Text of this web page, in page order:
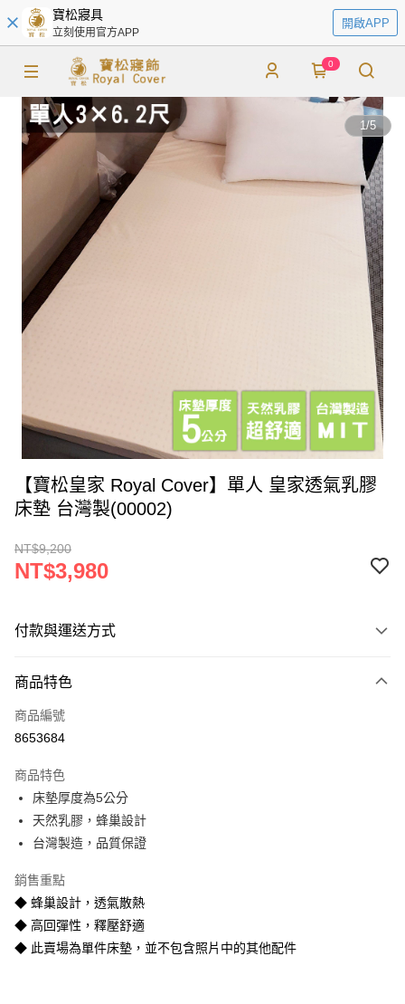
寶松寢具
立刻使用官方APP
開啟APP
0
1/5
【寶松皇家 Royal Cover】單人 皇家透氣乳膠
床墊 台灣製(00002)
NT$9,200
NT$3,980
付款與運送方式
信用卡一次付款
LINE Pay
街口支付
悠遊付
全盈+PAY
AFTEE先享後付
相關說明
商品特色
商品編號
8653684
商品特色
床墊厚度為5公分
天然乳膠，蜂巢設計
台灣製造，品質保證
銷售重點
◆ 蜂巢設計，透氣散熱
◆ 高回彈性，釋壓舒適
◆ 此賣場為單件床墊，並不包含照片中的其他配件